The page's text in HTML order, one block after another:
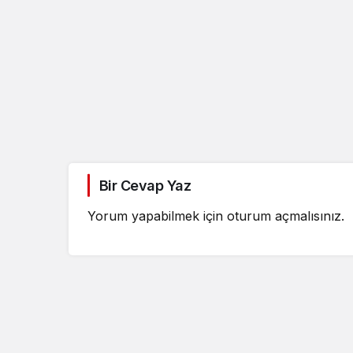
Bir Cevap Yaz
Yorum yapabilmek için oturum açmalısınız.
Özlem Arslan